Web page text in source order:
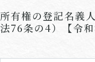
所有権の登記名義
法76条の4）【令